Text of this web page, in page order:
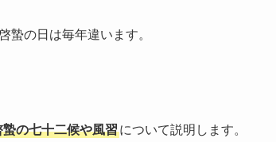
蟄の日は毎年違います。
の七十二候や風習について説明します。